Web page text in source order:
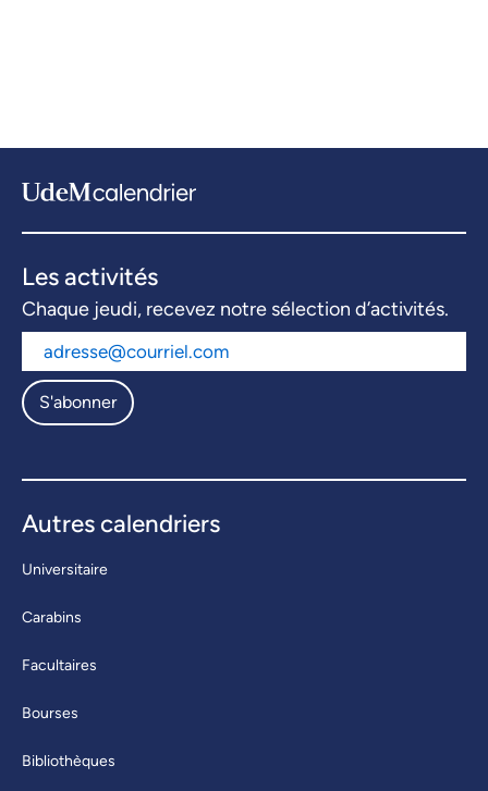
Les activités
Chaque jeudi, recevez notre sélection d’activités.
S'abonner
Autres calendriers
Universitaire
Carabins
Facultaires
Bourses
Bibliothèques